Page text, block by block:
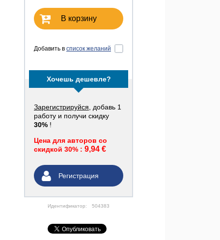
В корзину
Добавить в список желаний
Хочешь дешевле?
Зарегистрируйся , добавь 1
работу и получи скидку
30% !
Цена для авторов со
скидкой 30% : 9,94 €
Регистрация
Идентификатор: 504383